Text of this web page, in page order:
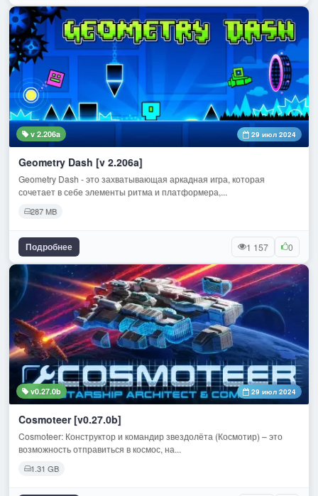
v 2.206a 29 июл 2024
Geometry Dash [v 2.206a]
Geometry Dash - это захватывающая аркадная игра, которая
сочетает в себе элементы ритма и платформера,...
287 MB
Подробнее 1 157 0
v0.27.0b 29 июл 2024
Cosmoteer [v0.27.0b]
Cosmoteer: Конструктор и командир звездолёта (Космотир) – это
возможность отправиться в космос, на...
1.31 GB